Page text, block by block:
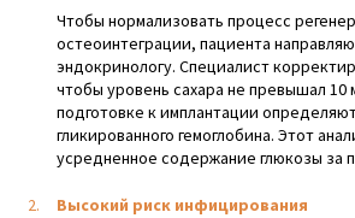
Чтобы нормализовать процесс
остеоинтеграции, пациента
эндокринологу. Специалист
чтобы уровень сахара не превышал 10
подготовке к имплантации
гликированного гемоглобина. Этот
усредненное содержание глюкозы за
Высокий риск инфицирования